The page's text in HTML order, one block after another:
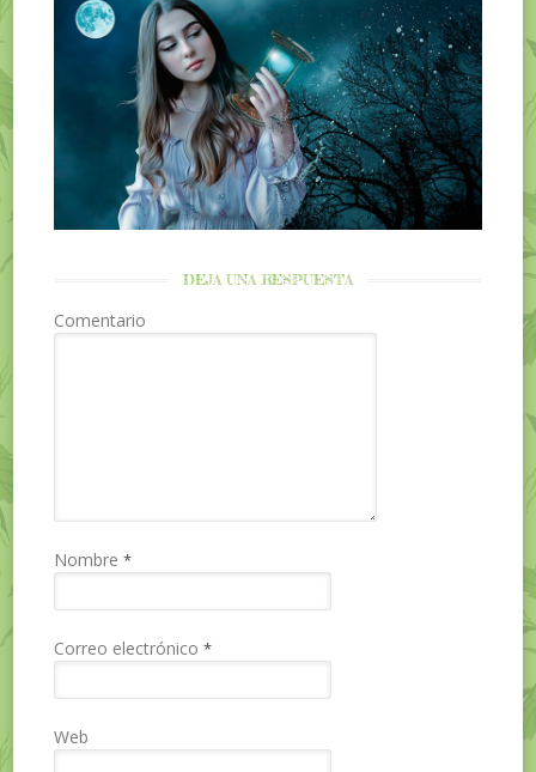
DEJA UNA RESPUESTA
Comentario
Nombre*
Correo electrónico*
Web